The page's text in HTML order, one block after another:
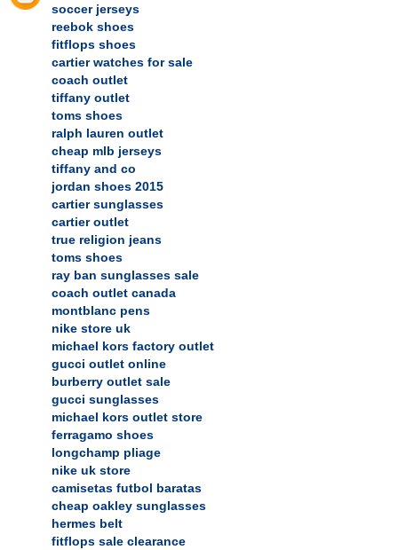
soccer jerseys
reebok shoes
fitflops shoes
cartier watches for sale
coach outlet
tiffany outlet
toms shoes
ralph lauren outlet
cheap mlb jerseys
tiffany and co
jordan shoes 2015
cartier sunglasses
cartier outlet
true religion jeans
toms shoes
ray ban sunglasses sale
coach outlet canada
montblanc pens
nike store uk
michael kors factory outlet
gucci outlet online
burberry outlet sale
gucci sunglasses
michael kors outlet store
ferragamo shoes
longchamp pliage
nike uk store
camisetas futbol baratas
cheap oakley sunglasses
hermes belt
fitflops sale clearance